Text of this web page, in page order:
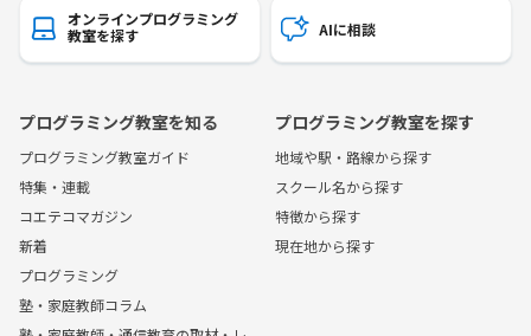
オンラインプログラミング
教室を探す
AIに相談
プログラミング教室を知る
プログラミング教室ガイド
特集・連載
コエテコマガジン
新着
プログラミング
塾・家庭教師コラム
プログラミング教室を探す
地域や駅・路線から探す
スクール名から探す
特徴から探す
現在地から探す